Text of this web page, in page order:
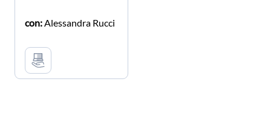
con: Alessandra Rucci